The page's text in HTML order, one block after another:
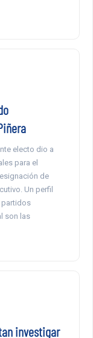
electo dio a
para el
de
Un perfil
partidos
son las
investigar